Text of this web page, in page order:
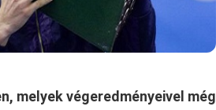
melyek végeredményeivel még